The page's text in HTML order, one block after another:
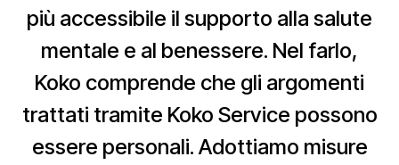
più accessibile il supporto alla salute
mentale e al benessere. Nel farlo,
Koko comprende che gli argomenti
trattati tramite Koko Service possono
essere personali. Adottiamo misure